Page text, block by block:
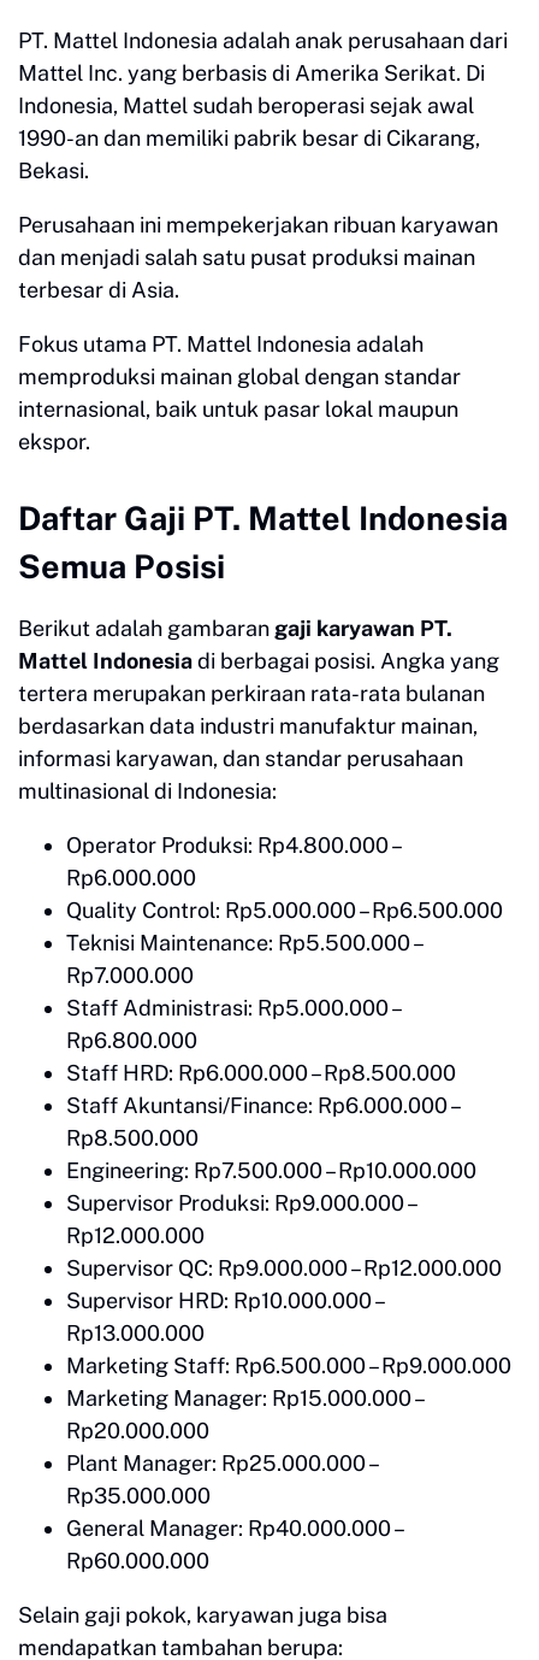
PT. Mattel Indonesia adalah anak perusahaan dari
Mattel Inc. yang berbasis di Amerika Serikat. Di
Indonesia, Mattel sudah beroperasi sejak awal
1990-an dan memiliki pabrik besar di Cikarang,
Bekasi.
Perusahaan ini mempekerjakan ribuan karyawan
dan menjadi salah satu pusat produksi mainan
terbesar di Asia.
Fokus utama PT. Mattel Indonesia adalah
memproduksi mainan global dengan standar
internasional, baik untuk pasar lokal maupun
ekspor.
Daftar Gaji PT. Mattel Indonesia
Semua Posisi
Berikut adalah gambaran gaji karyawan PT.
Mattel Indonesiadi berbagai posisi. Angka yang
tertera merupakan perkiraan rata-rata bulanan
berdasarkan data industri manufaktur mainan,
informasi karyawan, dan standar perusahaan
multinasional di Indonesia:
Operator Produksi: Rp4.800.000 –
Rp6.000.000
Quality Control: Rp5.000.000 – Rp6.500.000
Teknisi Maintenance: Rp5.500.000 –
Rp7.000.000
Staff Administrasi: Rp5.000.000 –
Rp6.800.000
Staff HRD: Rp6.000.000 – Rp8.500.000
Staff Akuntansi/Finance: Rp6.000.000 –
Rp8.500.000
Engineering: Rp7.500.000 – Rp10.000.000
Supervisor Produksi: Rp9.000.000 –
Rp12.000.000
Supervisor QC: Rp9.000.000 – Rp12.000.000
Supervisor HRD: Rp10.000.000 –
Rp13.000.000
Marketing Staff: Rp6.500.000 – Rp9.000.000
Marketing Manager: Rp15.000.000 –
Rp20.000.000
Plant Manager: Rp25.000.000 –
Rp35.000.000
General Manager: Rp40.000.000 –
Rp60.000.000
Selain gaji pokok, karyawan juga bisa
mendapatkan tambahan berupa: